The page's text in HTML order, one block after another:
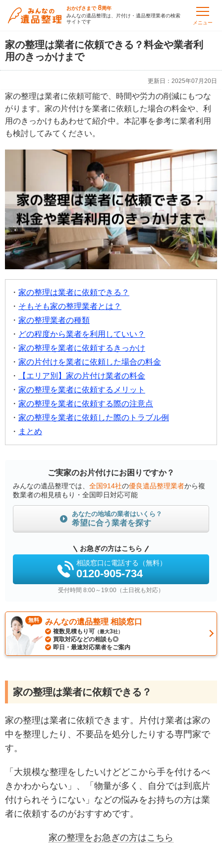
おかげさまで 8周年
みんなの遺品整理は、片付け・遺品整理業者の検索
サイトです
メニュー
家の整理は業者に依頼できる？料金や業者利
用のきっかけまで
更新日： 2025年07月20日
家の整理は業者に依頼可能で、時間や労力の削減にもつな
がります。家の片付けを業者に依頼した場合の料金や、利
用のきっかけもあわせて紹介中。本記事を参考に業者利用
も検討してみてください。
家の整理は業者に依頼できる？
そもそも家の整理業者とは？
家の整理業者の種類
どの程度から業者を利用していい？
家の整理を業者に依頼するきっかけ
家の片付けを業者に依頼した場合の料金
【エリア別】家の片付け業者の料金
家の整理を業者に依頼するメリット
家の整理を業者に依頼する際の注意点
家の整理を業者に依頼した際のトラブル例
まとめ
ご実家のお片付けにお困りですか？
みんなの遺品整理では、 全国914社の優良遺品整理業者から複
数業者の相見積もり・全国即日対応可能
あなたの地域の業者はいくら？
希望に合う業者を探す
お急ぎの方はこちら
相談窓口に電話する（無料）
0120-905-734
受付時間 8:00～19:00（土日祝も対応）
無料 みんなの遺品整理 相談窓口
複数見積もり可 （最大3社）
買取対応などの相談も◎
即日・最速対応業者をご案内
家の整理は業者に依頼できる？
家の整理は業者に依頼できます。片付け業者は家の
中を整理したり、不要品を処分したりする専門家で
す。
「大規模な整理をしたいけどどこから手を付けるべ
きかわからない」、「物量が多く、自分では到底片
付けられそうにない」などの悩みをお持ちの方は業
者に依頼するのがおすすめです。
家の整理をお急ぎの方はこちら